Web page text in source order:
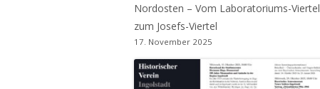
Nordosten – Vom Laboratoriums-Viertel
zum Josefs-Viertel
17. November 2025